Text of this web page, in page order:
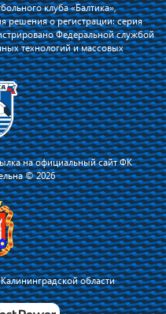
файлы cookie для
Яндекс.Метрика. Оставаясь
клуба «Балтика»,
решения о регистрации: серия
Федеральной службой
технологий и массовых
на официальный сайт ФК
© 2026
области